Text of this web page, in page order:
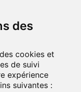
des
cookies et
de suivi
expérience
suivantes :